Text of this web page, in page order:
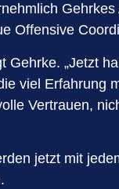
Offensive
„Jetzt
viel Erfahrung
Vertrauen,
jetzt mit